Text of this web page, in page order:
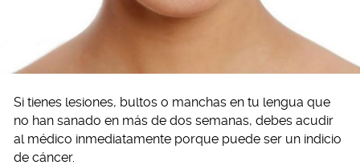
Si tienes lesiones, bultos o manchas en tu lengua que
no han sanado en más de dos semanas, debes acudir
al médico inmediatamente porque puede ser un indicio
de cáncer.